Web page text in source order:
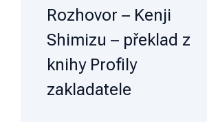
Rozhovor – Kenji
Shimizu – překlad z
knihy Profily
zakladatele